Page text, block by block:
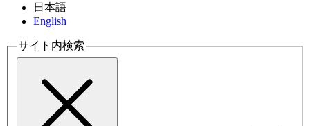
日本語
English
サイト内検索